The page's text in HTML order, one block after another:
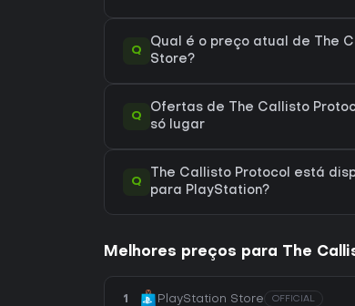
Q
Qual é o preço atual de The
Store?
Q
Ofertas de The Callisto
só lugar
Q
The Callisto Protocol está
para PlayStation?
Melhores preços para The
1 PlayStation Store OFFICIAL